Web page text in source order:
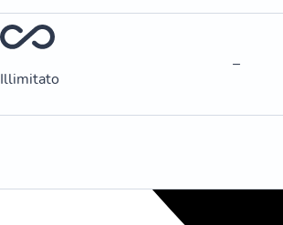
Illimitato
–